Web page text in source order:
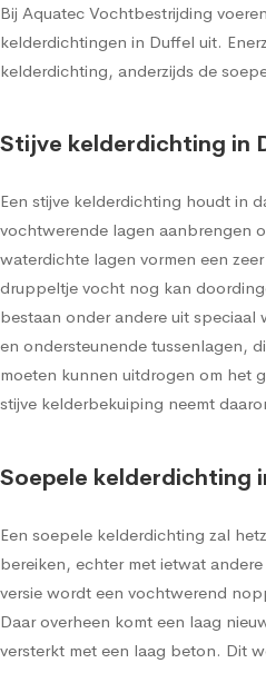
Bij Aquatec Vochtbestrijding
kelderdichtingen in Duffel uit.
kelderdichting, anderzijds de
Stijve kelderdichting in
Een stijve kelderdichting houdt in
vochtwerende lagen aanbrengen
waterdichte lagen vormen een
druppeltje vocht nog kan
bestaan onder andere uit
en ondersteunende tussenlagen,
moeten kunnen uitdrogen om het
stijve kelderbekuiping neemt
Soepele kelderdichting
Een soepele kelderdichting zal
bereiken, echter met ietwat
versie wordt een vochtwerend
Daar overheen komt een laag
versterkt met een laag beton. Dit